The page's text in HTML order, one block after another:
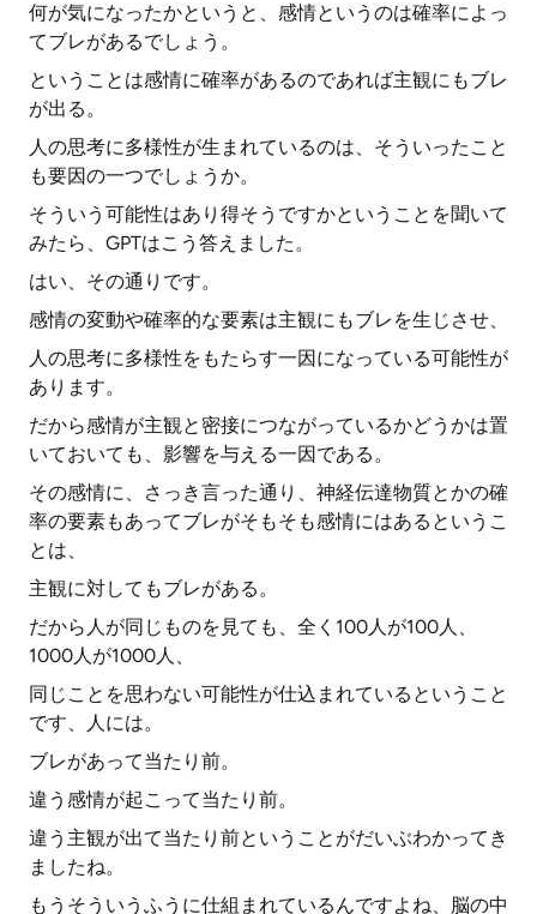
何が気になったかというと、感情というのは確率によっ
てブレがあるでしょう。
ということは感情に確率があるのであれば主観にもブレ
が出る。
人の思考に多様性が生まれているのは、そういったこと
も要因の一つでしょうか。
そういう可能性はあり得そうですかということを聞いて
みたら、GPTはこう答えました。
はい、その通りです。
感情の変動や確率的な要素は主観にもブレを生じさせ、
人の思考に多様性をもたらす一因になっている可能性が
あります。
だから感情が主観と密接につながっているかどうかは置
いておいても、影響を与える一因である。
その感情に、さっき言った通り、神経伝達物質とかの確
率の要素もあってブレがそもそも感情にはあるというこ
とは、
主観に対してもブレがある。
だから人が同じものを見ても、全く100人が100人、
1000人が1000人、
同じことを思わない可能性が仕込まれているということ
です、人には。
ブレがあって当たり前。
違う感情が起こって当たり前。
違う主観が出て当たり前ということがだいぶわかってき
ましたね。
もうそういうふうに仕組まれているんですよね、脳の中